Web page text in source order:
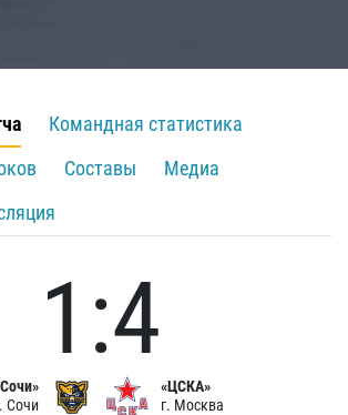
Командная статистика
Составы
Медиа
Сочи
1:4
«ЦСКА»
г. Москва